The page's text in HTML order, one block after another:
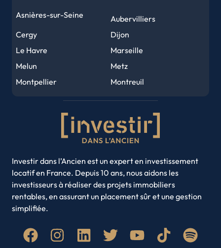
Grenoble
Saint-Denis
Nancy
Asnières-sur-Seine
Aubervilliers
Cergy
Dijon
Le Havre
Marseille
Melun
Metz
Montpellier
Montreuil
Noisy-le-Grand
Saint-Etienne
Toulon
Toulouse
Villeurbanne
Amiens
Brest
Clermont-Ferrand
Limoges
Roubaix
Saint-Denis
Investir dans l’Ancien est un expert en investissement
locatif en France. Depuis 10 ans, nous aidons les
investisseurs à réaliser des projets immobiliers
rentables, en assurant un placement sûr et une gestion
simplifiée.